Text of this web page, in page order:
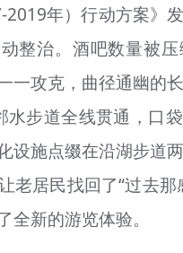
年）行动方案》发
整治。酒吧数量被
一攻克，曲径通幽的
水步道全线贯通，口
设施点缀在沿湖步道
老居民找回了“过去那
全新的游览体验。